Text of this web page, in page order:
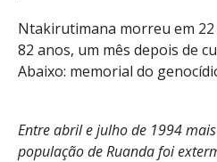
Ntakirutimana morreu em 22
82 anos, um mês depois de
Abaixo: memorial do
Entre abril e julho de 1994
população de Ruanda foi